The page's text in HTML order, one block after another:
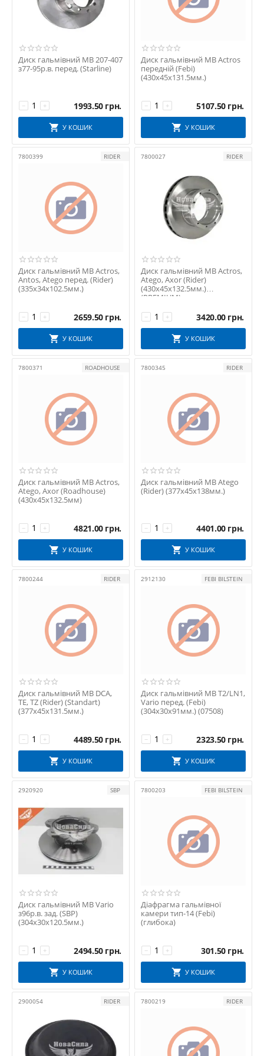
SORL
STARLINE
STELLOX
TRW
WABCO
WBH
WINKLER
Диск гальмівний MB 207-407
з77-95р.в. перед. (Starline)
+
− 1993.50 грн.
У КОШИК
Диск гальмівний MB Actros
передній (Febi)
(430х45х131.5мм.)
+
− 5107.50 грн.
У КОШИК
7800399 RIDER
Диск гальмівний MB Actros,
Antos, Atego перед. (Rider)
(335х34х102.5мм.)
+
− 2659.50 грн.
У КОШИК
7800027 RIDER
Диск гальмівний MB Actros,
Atego, Axor (Rider)
(430х45х132.5мм.)
(PREMIUM)
+
− 3420.00 грн.
У КОШИК
7800371 ROADHOUSE
Диск гальмівний MB Actros,
Atego, Axor (Roadhouse)
(430х45х132.5мм)
+
− 4821.00 грн.
У КОШИК
7800345 RIDER
Диск гальмівний MB Atego
(Rider) (377х45х138мм.)
+
− 4401.00 грн.
У КОШИК
7800244 RIDER
Диск гальмівний MB DCA,
TE, TZ (Rider) (Standart)
(377х45х131.5мм.)
+
− 4489.50 грн.
У КОШИК
2912130 FEBI BILSTEIN
Диск гальмівний MB T2/LN1,
Vario перед. (Febi)
(304х30х91мм.) (07508)
+
− 2323.50 грн.
У КОШИК
2920920 SBP
Диск гальмівний MB Vario
з96р.в. зад. (SBP)
(304х30х120.5мм.)
+
− 2494.50 грн.
У КОШИК
7800203 FEBI BILSTEIN
Діафрагма гальмівної
камери тип-14 (Febi)
(глибока)
+
− 301.50 грн.
У КОШИК
2900054 RIDER 7800219 RIDER